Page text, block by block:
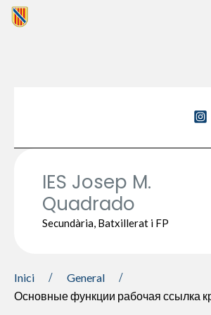
Vés
IES Josep M.
Quadrado
Secundària, Batxillerat i FP
Inici
General
Основные функции рабочая ссылка